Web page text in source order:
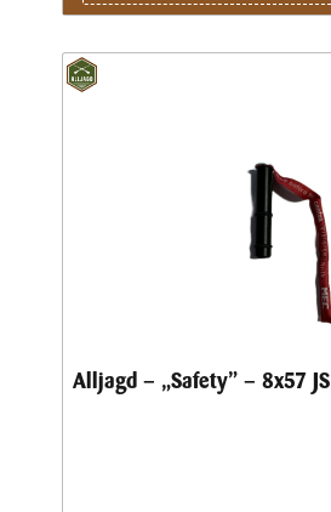
Alljagd – „Safety” – 8x57 JS